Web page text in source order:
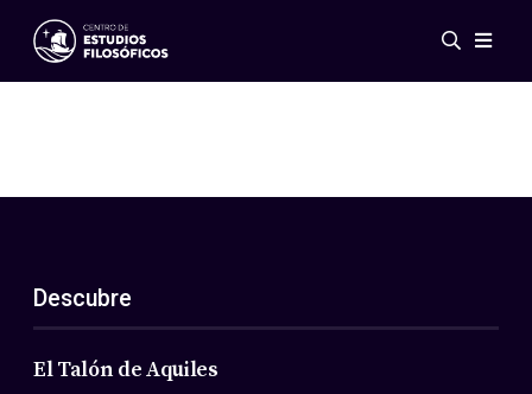
Eventos
ES
EN
Acerca de nosotros
Miembros
Descubre
El Talón de Aquiles